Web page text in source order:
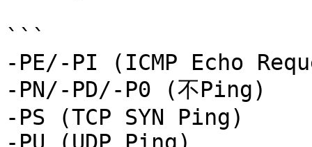
```
-PE/-PI (ICMP Echo
-PN/-PD/-P0 (不Ping)
-PS (TCP SYN Ping)